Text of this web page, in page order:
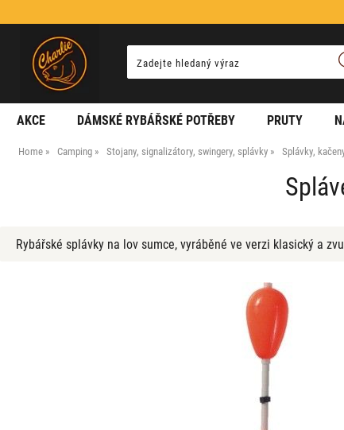
AKCE DÁMSKÉ RYBÁŘSKÉ POTŘEBY PRUTY
Home Camping Stojany, signalizátory, swingery, splávky Splávky,
Rybářské splávky na lov sumce, vyráběné ve verzi klasický a